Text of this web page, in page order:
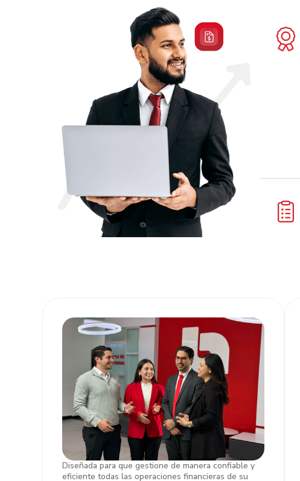
Atención Banca de Empresas
Diseñada para que gestione de manera confiable y
eficiente todas las operaciones financieras de su